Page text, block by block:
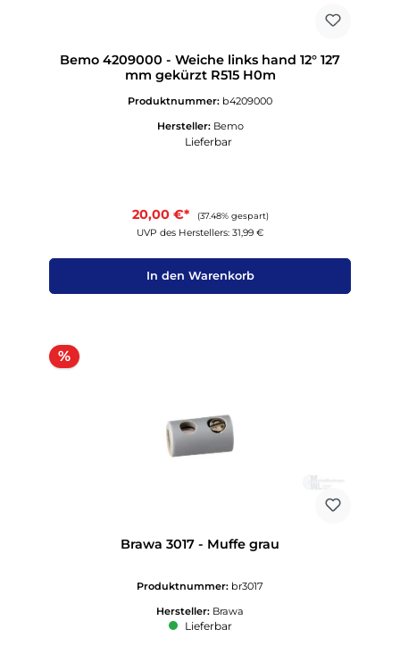
Bemo 4209000 - Weiche links hand 12° 127
mm gekürzt R515 H0m
Produktnummer: b4209000
Hersteller: Bemo
Lieferbar
20,00 €* (37.48% gespart)
UVP des Herstellers: 31,99 €
In den Warenkorb
%Rabatt
Brawa 3017 - Muffe grau
Produktnummer: br3017
Hersteller: Brawa
Lieferbar